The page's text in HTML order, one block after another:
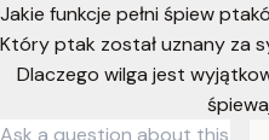
Jakie funkcje pełni śpiew
Który ptak został uznany za
Dlaczego wilga jest